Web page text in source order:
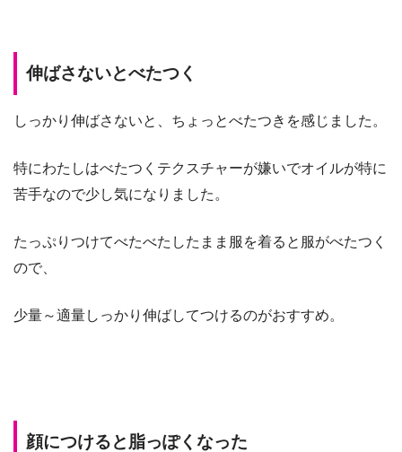
伸ばさないとべたつく
しっかり伸ばさないと、ちょっとべたつきを感じました。
特にわたしはべたつくテクスチャーが嫌いでオイルが特に
苦手なので少し気になりました。
たっぷりつけてべたべたしたまま服を着ると服がべたつく
ので、
少量～適量しっかり伸ばしてつけるのがおすすめ。
顔につけると脂っぽくなった